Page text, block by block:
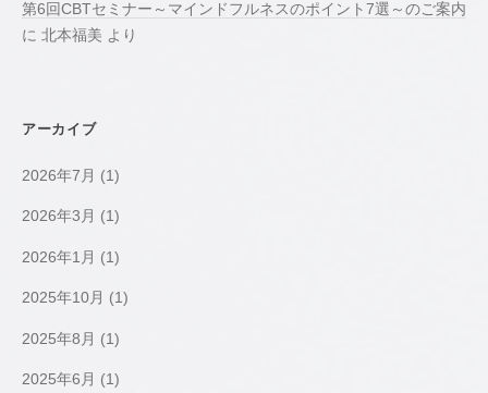
第6回CBTセミナー～マインドフルネスのポイント7選～のご案内
に 北本福美 より
アーカイブ
2026年7月 (1)
2026年3月 (1)
2026年1月 (1)
2025年10月 (1)
2025年8月 (1)
2025年6月 (1)